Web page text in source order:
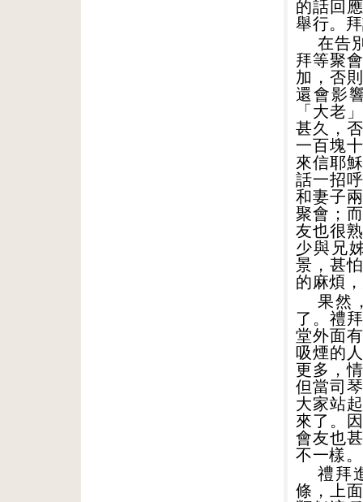
的話回
舉行。
在告
拜等聚
加，否
還會影
「大老
甚久，
一百塊
來信耶
話一招
和妻子
聚會；
友也很
少與兄
景，甚
的麻煩
果然
了。禮
堂外面
吸煙的
更多，
但當司
大家站
來了。
會友也
不一樣。
禮拜
條，上